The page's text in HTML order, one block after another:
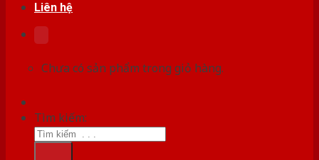
Liên hệ
Chưa có sản phẩm trong giỏ hàng.
Tìm kiếm: